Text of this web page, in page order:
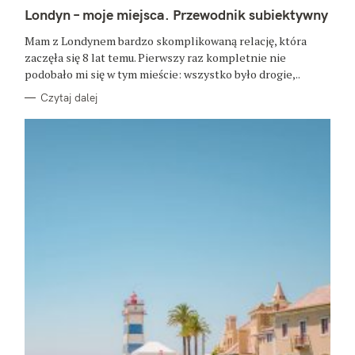
T
E
O
R
I
Londyn – moje miejsca. Przewodnik subiektywny
Mam z Londynem bardzo skomplikowaną relację, która
zaczęła się 8 lat temu. Pierwszy raz kompletnie nie
podobało mi się w tym mieście: wszystko było drogie,..
Czytaj dalej